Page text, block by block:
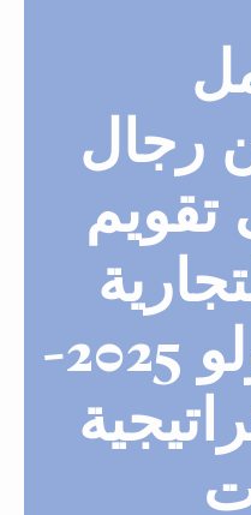
رجال
تقويم
في ساو باولو 2025-